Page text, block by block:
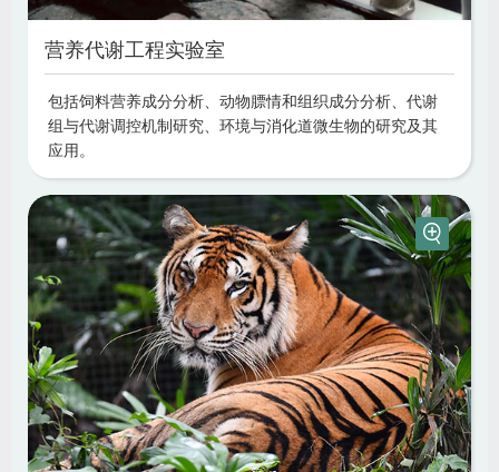
营养代谢工程实验室
包括饲料营养成分分析、动物膘情和组织成分分析、代谢
组与代谢调控机制研究、环境与消化道微生物的研究及其
应用。